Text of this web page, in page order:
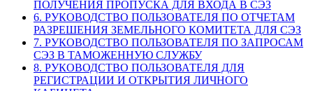
ПОЛУЧЕНИЯ ПРОПУСКА ДЛЯ ВХОДА В СЭЗ
6. РУКОВОДСТВО ПОЛЬЗОВАТЕЛЯ ПО ОТЧЕТАМ
РАЗРЕШЕНИЯ ЗЕМЕЛЬНОГО КОМИТЕТА ДЛЯ СЭЗ
7. РУКОВОДСТВО ПОЛЬЗОВАТЕЛЯ ПО ЗАПРОСАМ
СЭЗ В ТАМОЖЕННУЮ СЛУЖБУ
8. РУКОВОДСТВО ПОЛЬЗОВАТЕЛЯ ДЛЯ
РЕГИСТРАЦИИ И ОТКРЫТИЯ ЛИЧНОГО